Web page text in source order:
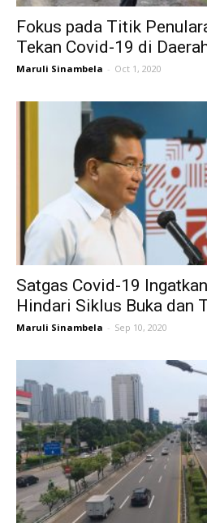
Fokus pada Titik
Tekan Covid-19 di
Maruli Sinambela - Oct 1, 2020
Satgas Covid-19
Hindari Siklus Buka dan
Maruli Sinambela - Sep 10, 2020